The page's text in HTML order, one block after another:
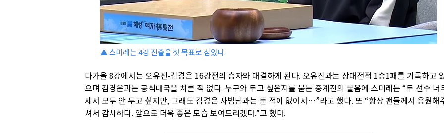
▲ 스미레는 4강 진출을 첫 목표로 삼았다.
다가올 8강에서는 오유진-김경은 16강전의 승자와 대결하게 된다. 오유진과는 상대전적 1승1패를 기록하고
으며 김경은과는 공식대국을 치른 적 없다. 누구와 두고 싶은지를 묻는 중계진의 물음에 스미레는 “두 선수 너
세서 모두 안 두고 싶지만, 그래도 김경은 사범님과는 둔 적이 없어서…”라고 했다. 또 “항상 팬들께서 응원해
셔서 감사하다. 앞으로 더욱 좋은 모습 보여드리겠다.”고 했다.